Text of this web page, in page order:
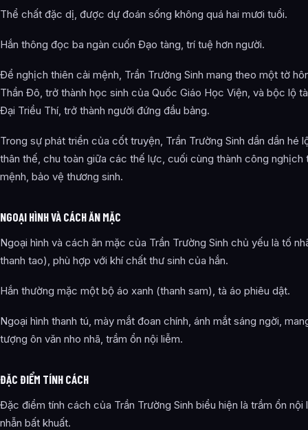
Thể chất đặc dị, được dự đoán sống không quá hai mươi tuổi.
Hắn thông đọc ba ngàn cuốn Đạo tàng, trí tuệ hơn người.
Để nghịch thiên cải mệnh, Trần Trường Sinh mang theo một tờ
Thần Đô, trở thành học sinh của Quốc Giáo Học Viện, và bộc lộ
Đại Triều Thí, trở thành người đứng đầu bảng.
Trong sự phát triển của cốt truyện, Trần Trường Sinh dần dần hé
thân thế, chu toàn giữa các thế lực, cuối cùng thành công nghịch
mệnh, bảo vệ thương sinh.
NGOẠI HÌNH VÀ CÁCH ĂN MẶC
Ngoại hình và cách ăn mặc của Trần Trường Sinh chủ yếu là tố
thanh tao), phù hợp với khí chất thư sinh của hắn.
Hắn thường mặc một bộ áo xanh (thanh sam), tà áo phiêu dật.
Ngoại hình thanh tú, mày mắt đoan chính, ánh mắt sáng ngời,
tượng ôn văn nho nhã, trầm ổn nội liễm.
ĐẶC ĐIỂM TÍNH CÁCH
Đặc điểm tính cách của Trần Trường Sinh biểu hiện là trầm ổn nội
nhẫn bất khuất.